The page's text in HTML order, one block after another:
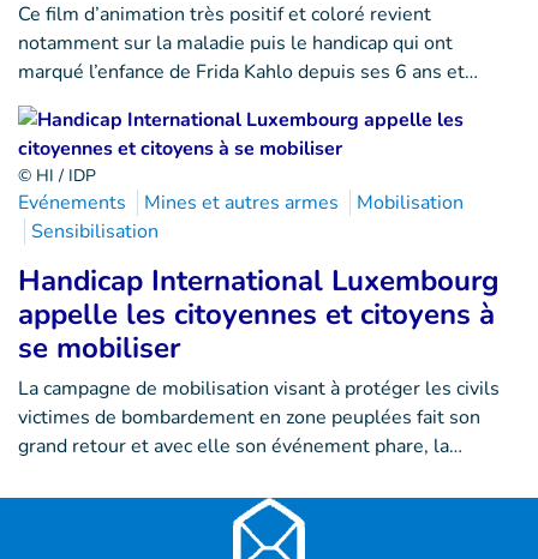
Ce film d’animation très positif et coloré revient
notamment sur la maladie puis le handicap qui ont
marqué l’enfance de Frida Kahlo depuis ses 6 ans et…
© HI / IDP
Evénements Mines et autres armes
Mobilisation
Sensibilisation
Handicap International Luxembourg
appelle les citoyennes et citoyens à
se mobiliser
La campagne de mobilisation visant à protéger les civils
victimes de bombardement en zone peuplées fait son
grand retour et avec elle son événement phare, la…